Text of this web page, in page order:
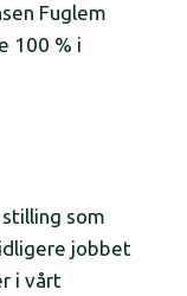
Fuglem
100 % i
som
jobbet
i vårt